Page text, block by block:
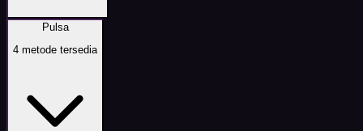
Pulsa
4 metode tersedia